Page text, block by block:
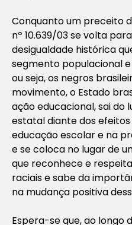
Conquanto um preceito
nº 10.639/03 se volta
desigualdade histórica
segmento populacional
ou seja, os negros
movimento, o Estado
ação educacional, sai do
estatal diante dos
educação escolar e na
e se coloca no lugar de
que reconhece e
raciais e sabe da
na mudança positiva
Espera-se que, ao longo